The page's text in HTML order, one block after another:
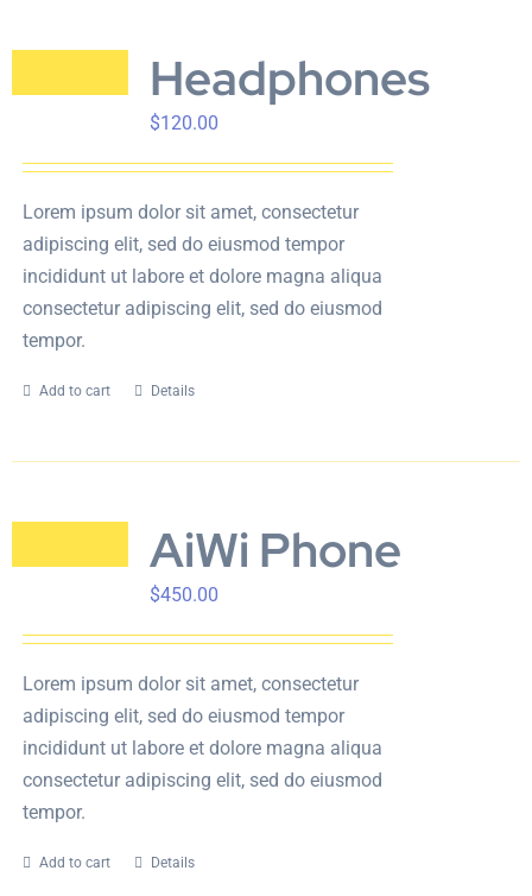
Headphones
$120.00
Lorem ipsum dolor sit amet, consectetur
adipiscing elit, sed do eiusmod tempor
incididunt ut labore et dolore magna aliqua
consectetur adipiscing elit, sed do eiusmod
tempor.
Add to cart Details
AiWi Phone
$450.00
Lorem ipsum dolor sit amet, consectetur
adipiscing elit, sed do eiusmod tempor
incididunt ut labore et dolore magna aliqua
consectetur adipiscing elit, sed do eiusmod
tempor.
Add to cart Details